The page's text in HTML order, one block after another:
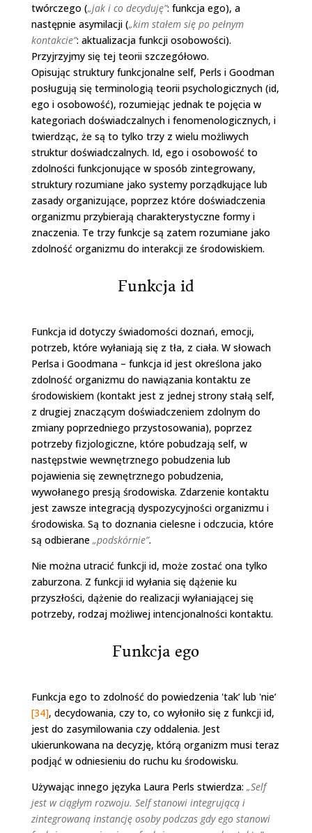
twórczego („jak i co decyduję”: funkcja ego), a
następnie asymilacji („kim stałem się po pełnym
kontakcie”: aktualizacja funkcji osobowości).
Przyjrzyjmy się tej teorii szczegółowo.
Opisując struktury funkcjonalne self, Perls i Goodman
posługują się terminologią teorii psychologicznych (id,
ego i osobowość), rozumiejąc jednak te pojęcia w
kategoriach doświadczalnych i fenomenologicznych, i
twierdząc, że są to tylko trzy z wielu możliwych
struktur doświadczalnych. Id, ego i osobowość to
zdolności funkcjonujące w sposób zintegrowany,
struktury rozumiane jako systemy porządkujące lub
zasady organizujące, poprzez które doświadczenia
organizmu przybierają charakterystyczne formy i
znaczenia. Te trzy funkcje są zatem rozumiane jako
zdolność organizmu do interakcji ze środowiskiem.
Funkcja id
Funkcja id dotyczy świadomości doznań, emocji,
potrzeb, które wyłaniają się z tła, z ciała. W słowach
Perlsa i Goodmana – funkcja id jest określona jako
zdolność organizmu do nawiązania kontaktu ze
środowiskiem (kontakt jest z jednej strony stałą self,
z drugiej znaczącym doświadczeniem zdolnym do
zmiany poprzedniego przystosowania), poprzez
potrzeby fizjologiczne, które pobudzają self, w
następstwie wewnętrznego pobudzenia lub
pojawienia się zewnętrznego pobudzenia,
wywołanego presją środowiska. Zdarzenie kontaktu
jest zawsze integracją dyspozycyjności organizmu i
środowiska. Są to doznania cielesne i odczucia, które
są odbierane „podskórnie”.
Nie można utracić funkcji id, może zostać ona tylko
zaburzona. Z funkcji id wyłania się dążenie ku
przyszłości, dążenie do realizacji wyłaniającej się
potrzeby, rodzaj możliwej intencjonalności kontaktu.
Funkcja ego
Funkcja ego to zdolność do powiedzenia 'tak’ lub 'nie’
[34], decydowania, czy to, co wyłoniło się z funkcji id,
jest do zasymilowania czy oddalenia. Jest
ukierunkowana na decyzję, którą organizm musi teraz
podjąć w odniesieniu do ruchu ku środowisku.
Używając innego języka Laura Perls stwierdza: „Self
jest w ciągłym rozwoju. Self stanowi integrującą i
zintegrowaną instancję osoby podczas gdy ego stanowi